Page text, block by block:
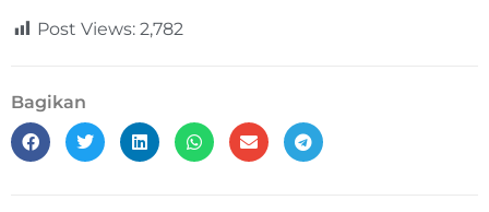
Post Views: 2,782
Bagikan